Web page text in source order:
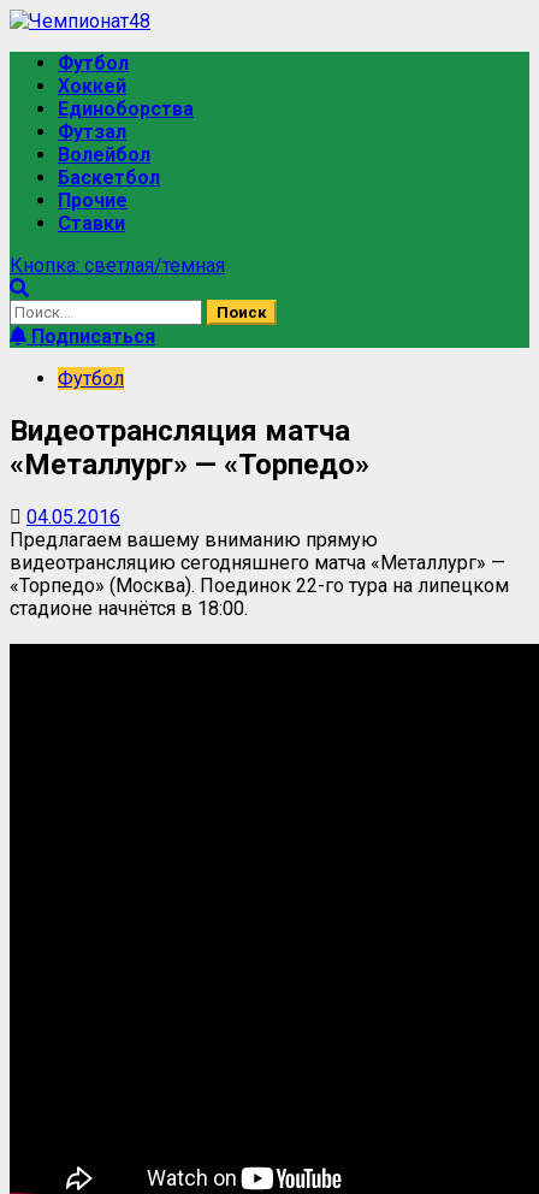
Футбол
Хоккей
Единоборства
Футзал
Волейбол
Баскетбол
Прочие
Ставки
Кнопка: светлая/темная
Подписаться
Футбол
Видеотрансляция матча
«Металлург» — «Торпедо»
04.05.2016
Предлагаем вашему вниманию прямую
видеотрансляцию сегодняшнего матча «Металлург» —
«Торпедо» (Москва). Поединок 22-го тура на липецком
стадионе начнётся в 18:00.